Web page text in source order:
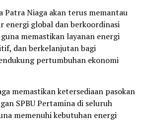
Patra Niaga akan terus memantau
energi global dan berkoordinasi
memastikan layanan energi
dan berkelanjutan bagi
pertumbuhan ekonomi
memastikan ketersediaan pasokan
SPBU Pertamina di seluruh
memenuhi kebutuhan energi